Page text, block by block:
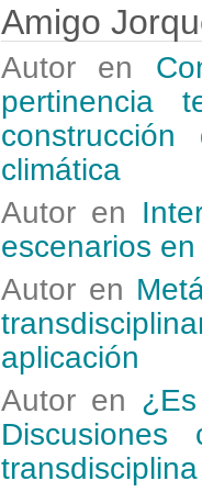
Amigo
Autor en
pertinencia
climática
Autor en
escenarios
Autor en
aplicación
Autor en